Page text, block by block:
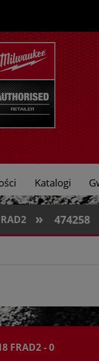
Katalogi
» 474258
FRAD2 - 0